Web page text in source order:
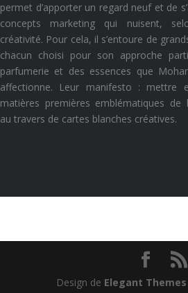
permet d’apporter un regard neuf et de
concepts marketing qui nuisent,
créativité. Pour cela, il s’entoure de
chacun choisi pour son approche
parfumerie et des essences que
affectionne. Leur manifesto : mettre
matières premières emblématiques de
au travers de cartes blanches créatives.
Design de Elegant Themes